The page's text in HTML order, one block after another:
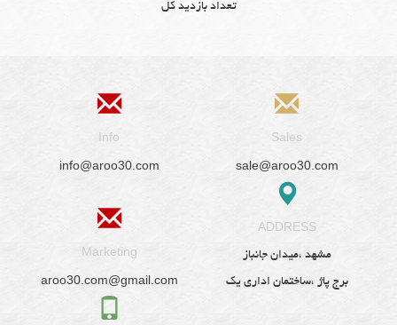
تعداد بازدید کل
Info
info@aroo30.com
Sales
sale@aroo30.com
Marketing
aroo30.com@gmail.com
ADDRESS
مشهد ،میدان جانباز
برج پاژ ،ساختمان اداری یک